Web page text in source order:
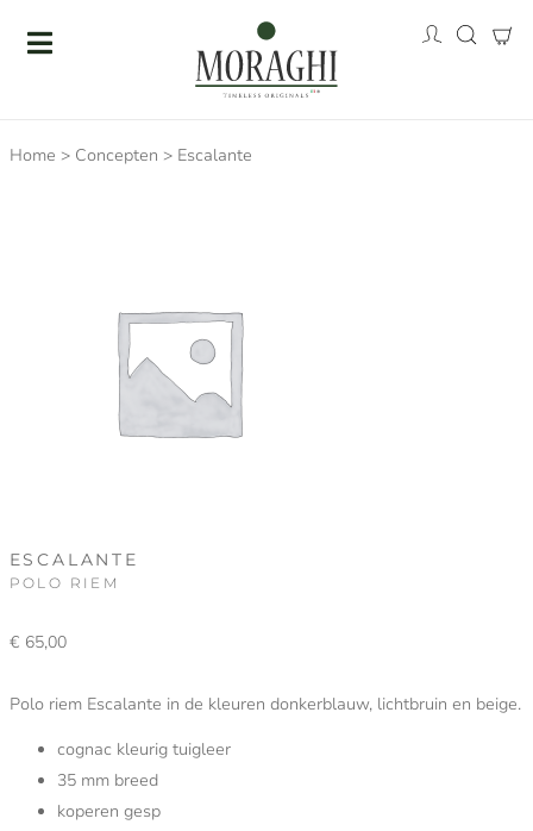
Home > Concepten > Escalante
ESCALANTE
POLO RIEM
€ 65,00
Polo riem Escalante in de kleuren donkerblauw, lichtbruin en beige.
cognac kleurig tuigleer
35 mm breed
koperen gesp